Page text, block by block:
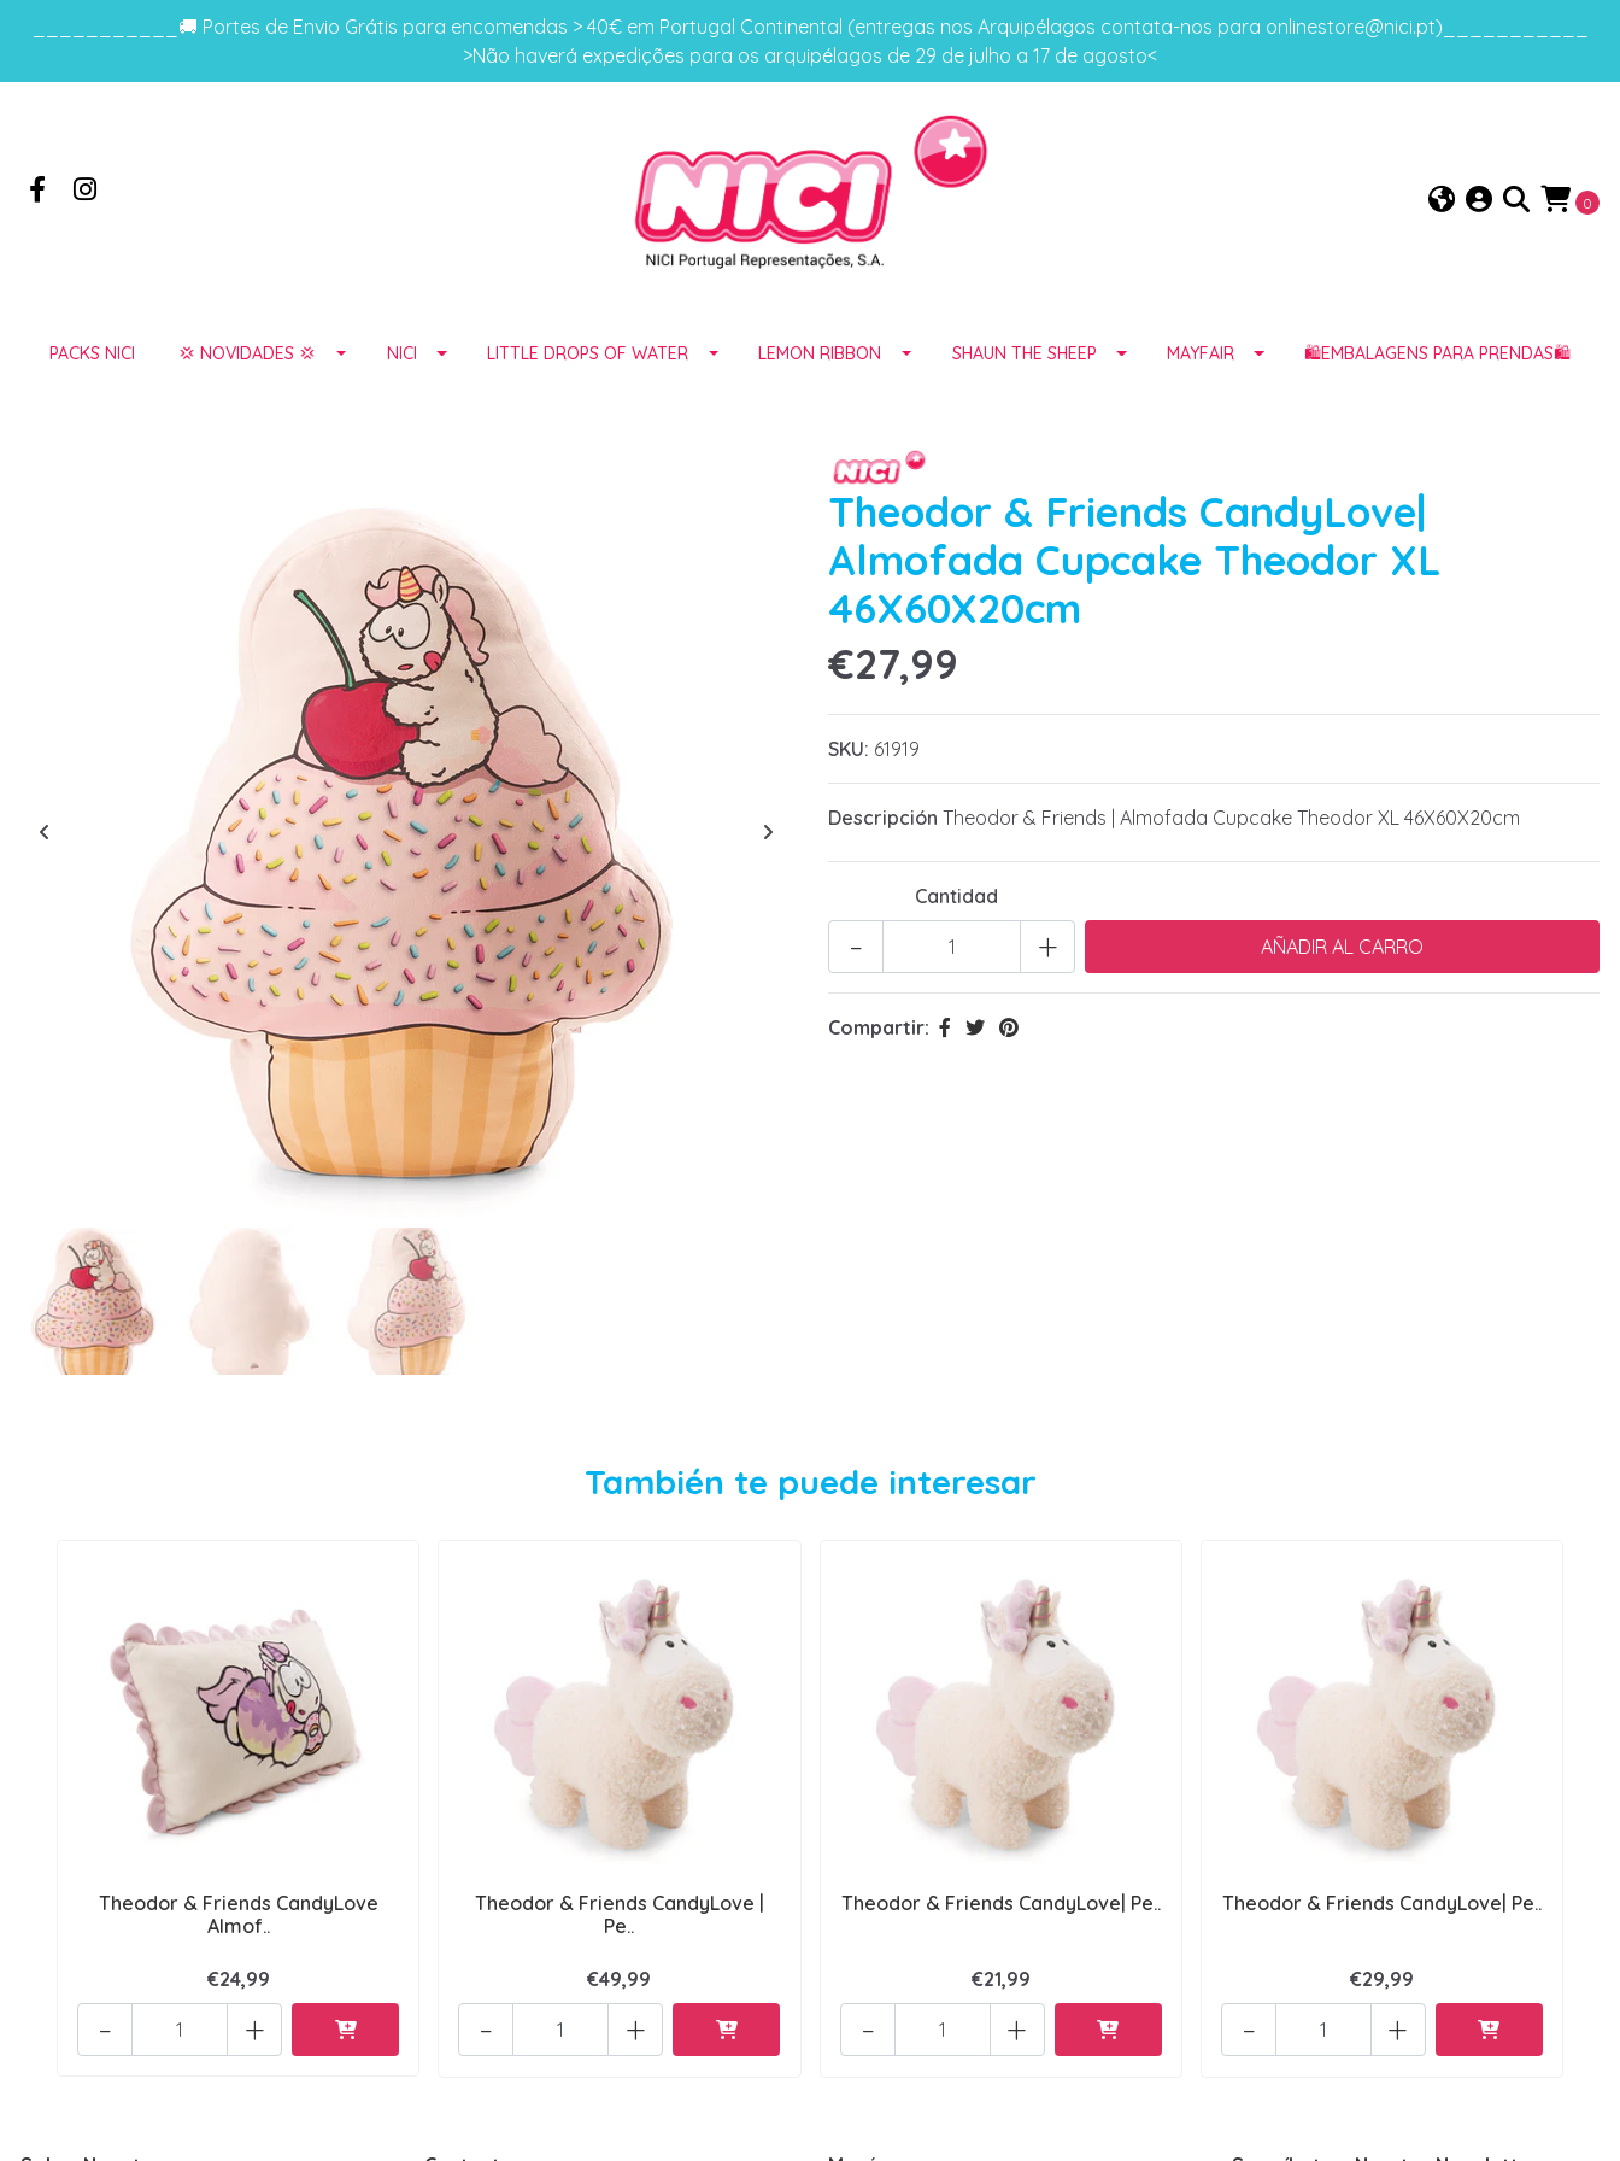
___________🚚 Portes de Envio Grátis para encomendas > 40€ em Portugal Continental (entregas nos Arquipélagos contata-nos para onlinestore@nici.pt)___________
>Não haverá expedições para os arquipélagos de 29 de julho a 17 de agosto<
0
PACKS NICI 💢 NOVIDADES 💢 NICI LITTLE DROPS OF WATER LEMON RIBBON SHAUN THE SHEEP MAYFAIR 🛍️EMBALAGENS PARA PRENDAS🛍️
Theodor & Friends CandyLove|
Almofada Cupcake Theodor XL
46X60X20cm
€27,99
SKU: 61919
Descripción Theodor & Friends | Almofada Cupcake Theodor XL 46X60X20cm
Cantidad
+
-
Compartir:
También te puede interesar
Theodor & Friends CandyLove
Almof..
€24,99
+
-
Theodor & Friends CandyLove |
Pe..
€49,99
+
-
Theodor & Friends CandyLove| Pe..
€21,99
+
-
Theodor & Friends CandyLove| Pe..
€29,99
+
-